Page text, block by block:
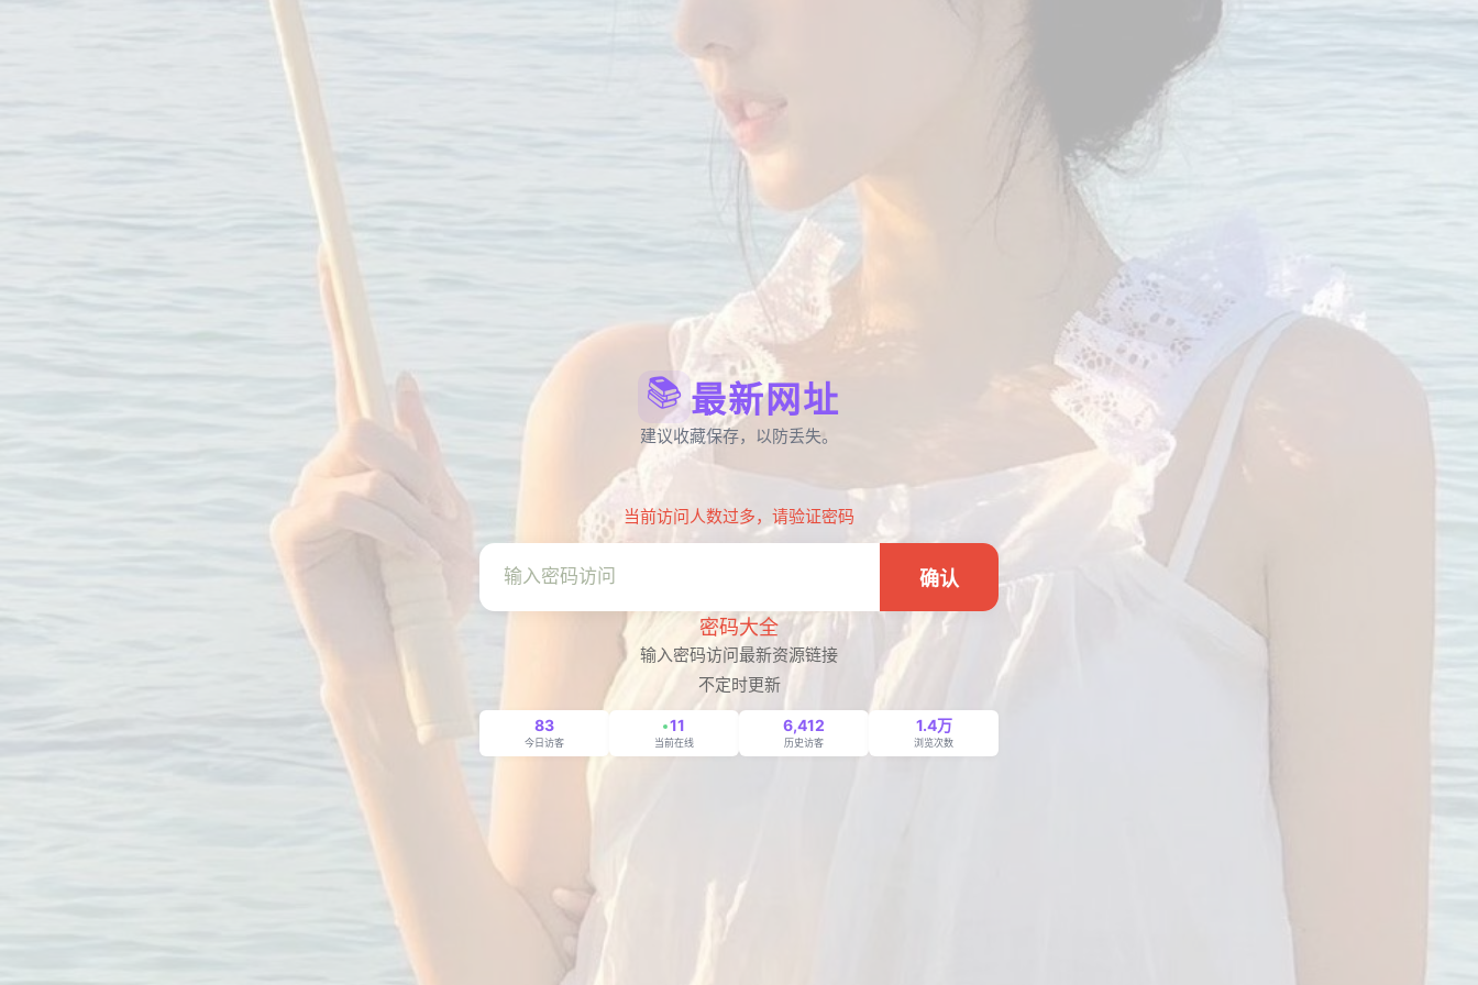
📚 最新网址
建议收藏保存，以防丢失。
当前访问人数过多，请验证密码
确认
密码大全
输入密码访问最新资源链接
不定时更新
83
今日访客
11
当前在线
6,412
历史访客
1.4万
浏览次数